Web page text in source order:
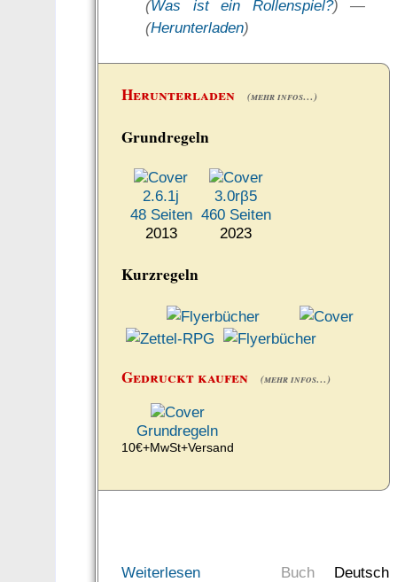
(Was ist ein Rollenspiel?) —
(Herunterladen)
Herunterladen (mehr infos…)
Grundregeln
2.6.1j
48 Seiten
2013
3.0rβ5
460 Seiten
2023
Kurzregeln
Gedruckt kaufen (mehr infos…)
Grundregeln
10€+MwSt+Versand
Buch Deutsch
Weiterlesen